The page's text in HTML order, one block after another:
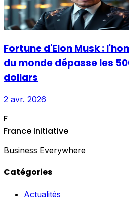
Fortune d'Elon Musk :
du monde dépasse les
dollars
2 avr. 2026
F
France Initiative
Business Everywhere
Catégories
Actualités